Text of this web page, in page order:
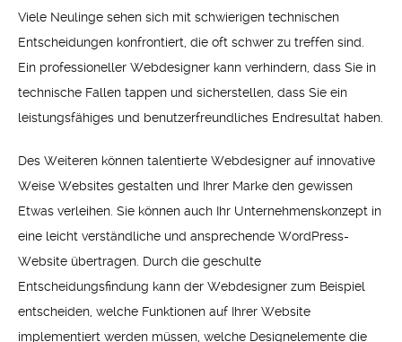
Viele Neulinge sehen sich mit schwierigen technischen
Entscheidungen konfrontiert, die oft schwer zu treffen sind.
Ein professioneller Webdesigner kann verhindern, dass Sie in
technische Fallen tappen und sicherstellen, dass Sie ein
leistungsfähiges und benutzerfreundliches Endresultat haben.
Des Weiteren können talentierte Webdesigner auf innovative
Weise Websites gestalten und Ihrer Marke den gewissen
Etwas verleihen. Sie können auch Ihr Unternehmenskonzept in
eine leicht verständliche und ansprechende WordPress-
Website übertragen. Durch die geschulte
Entscheidungsfindung kann der Webdesigner zum Beispiel
entscheiden, welche Funktionen auf Ihrer Website
implementiert werden müssen, welche Designelemente die